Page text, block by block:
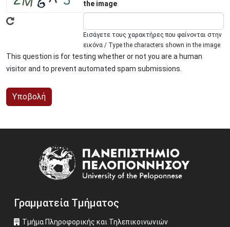
the image
Εισάγετε τους χαρακτήρες που φαίνονται στην
εικόνα / Type the characters shown in the image
This question is for testing whether or not you are a human
visitor and to prevent automated spam submissions.
Γραμματεία Τμήματος
Τμήμα Πληροφορικής και Τηλεπικοινωνιών